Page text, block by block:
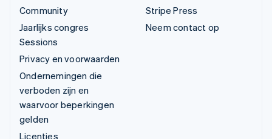
Community
Jaarlijks congres
Sessions
Privacy en voorwaarden
Ondernemingen die
verboden zijn en
waarvoor beperkingen
gelden
Licenties
Stripe Press
Neem contact op